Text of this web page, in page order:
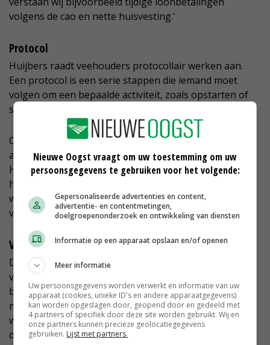
volgens de cao en nette huisvesting.'
Protocol
Huijbers raadt veehouders protocollair werken aan.
Een protocol is een serie stappen die iemand moet
volgen om een bepaalde activiteit, zoals opstarten of
schoonmaken van de melkstal, uit te voeren.
Ook Mars is hier enthousiast over. 'Als je met vreemde
arbeid gaat werken, zorgen protocollen voor rust.
Helaas zijn er nog niet veel boeren die het doen, terwijl
het erg handig is. Als je allemaal op dezelfde manier
werkt, creëer je regelmaat. En het is ook in het belang
van de diergezondheid.'
Vaste pool
De flexconsultant voegt daar wel aan toe dat
veehouders die wegens ziekte of een ongeval een
beroep doen op AB Oost, zich geen zorgen hoeven te
maken over een tekort aan vakkundig personeel. 'We
werken met een vaste pool van bedrijfsverzorgers die
de werkzaamheden in zo'n situatie overnemen.'
Nieuwe Oogst vraagt om uw toestemming om uw
persoonsgegevens te gebruiken voor het volgende:
Gepersonaliseerde advertenties en content,
advertentie- en contentmetingen,
doelgroepenonderzoek en ontwikkeling van diensten
Informatie op een apparaat opslaan en/of openen
Meer informatie
Uw persoonsgegevens worden verwerkt en informatie van uw
apparaat (cookies, unieke ID's en andere apparaatgegevens)
kan worden opgeslagen door, geopend door en gedeeld met
4 partners of specifiek door deze site worden gebruikt. Wij en
onze partners kunnen precieze geolocatiegegevens
gebruiken. Lijst met partners.